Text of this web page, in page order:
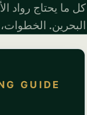
كل ما يحتاج رواد
البحرين. الخطوات،